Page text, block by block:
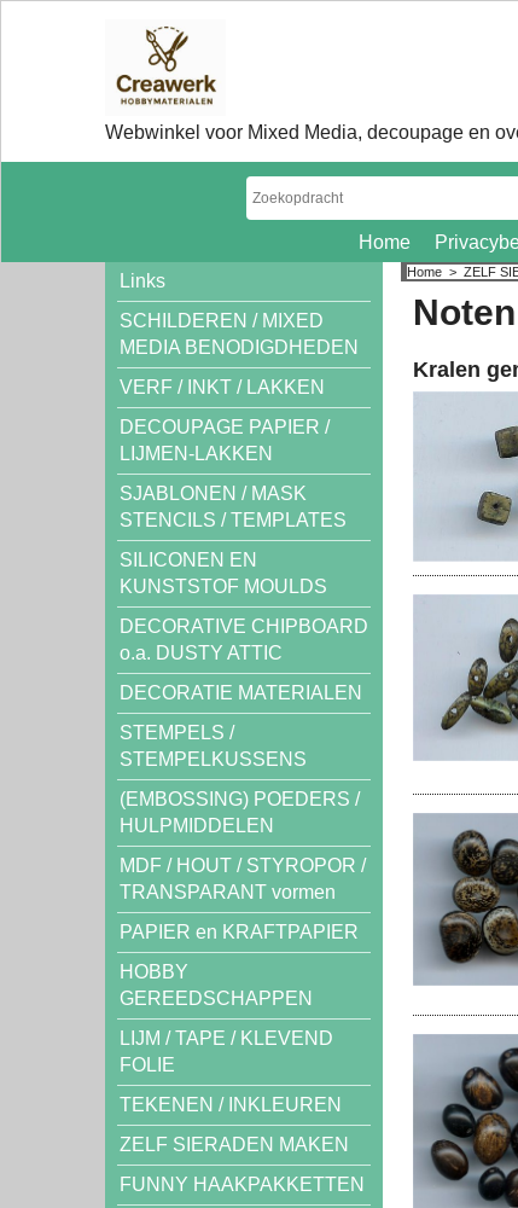
Webwinkel voor Mixed Media, decoupage en
Home
Links
SCHILDEREN / MIXED
MEDIA BENODIGDHEDEN
VERF / INKT / LAKKEN
DECOUPAGE PAPIER /
LIJMEN-LAKKEN
SJABLONEN / MASK
STENCILS / TEMPLATES
SILICONEN EN
KUNSTSTOF MOULDS
DECORATIVE CHIPBOARD
o.a. DUSTY ATTIC
DECORATIE MATERIALEN
STEMPELS /
STEMPELKUSSENS
(EMBOSSING) POEDERS /
HULPMIDDELEN
MDF / HOUT / STYROPOR /
TRANSPARANT vormen
PAPIER en KRAFTPAPIER
HOBBY
GEREEDSCHAPPEN
LIJM / TAPE / KLEVEND
FOLIE
TEKENEN / INKLEUREN
ZELF SIERADEN MAKEN
FUNNY HAAKPAKKETTEN
Home > ZELF
Kralen